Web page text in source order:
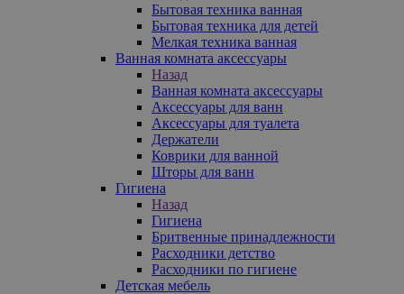
Бытовая техника ванная
Бытовая техника для детей
Мелкая техника ванная
Ванная комната аксессуары
Назад
Ванная комната аксессуары
Аксессуары для ванн
Аксессуары для туалета
Держатели
Коврики для ванной
Шторы для ванн
Гигиена
Назад
Гигиена
Бритвенные принадлежности
Расходники детство
Расходники по гигиене
Детская мебель